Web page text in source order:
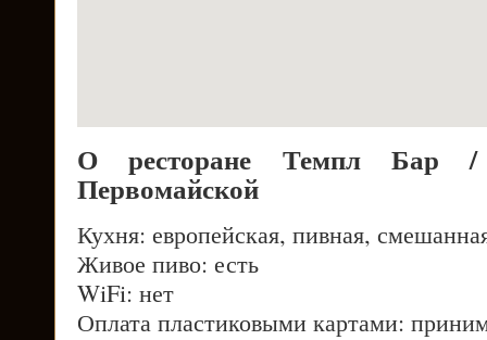
О ресторане Темпл Бар
Первомайской
Кухня: европейская, пивная,
Живое пиво: есть
WiFi: нет
Оплата пластиковыми картами: